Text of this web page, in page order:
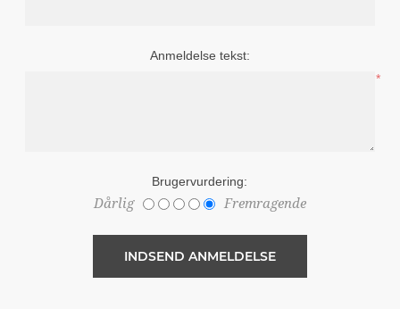
Anmeldelse tekst:
*
Brugervurdering:
Dårlig Fremragende